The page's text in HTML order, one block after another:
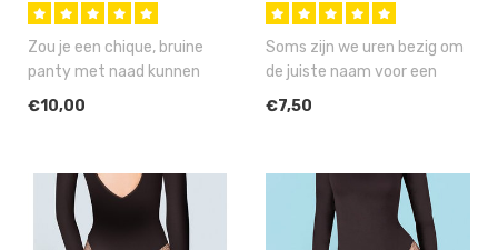
Zou je een chique, bruine
panty met naad kunnen
kopen, die er prachtig
€10,00
Soms zijn we uren bezig om
de juiste naam voor een
artikel te verzinnen, maar
€7,50